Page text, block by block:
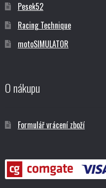
Pesek52
Racing Technique
motoSIMULATOR
O nákupu
Formulář vrácení zboží